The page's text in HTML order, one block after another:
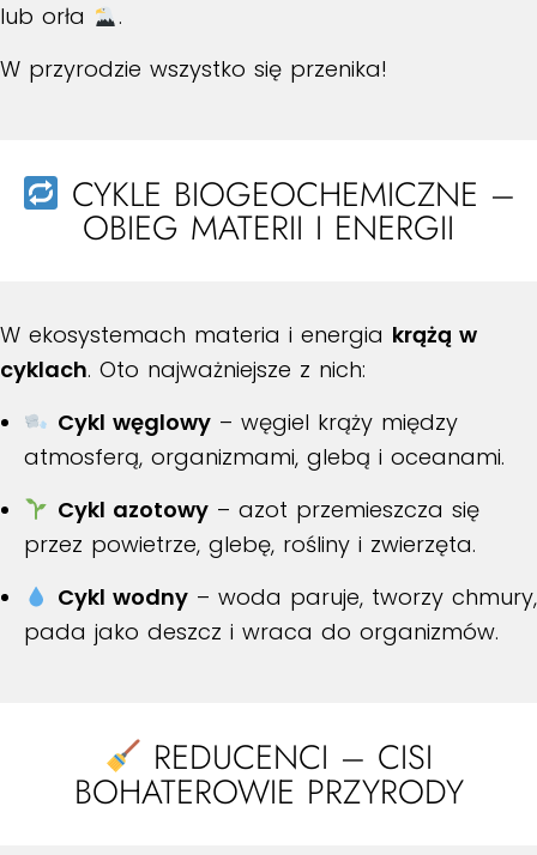
lub orła
.
W przyrodzie wszystko się przenika!
CYKLE BIOGEOCHEMICZNE –
OBIEG MATERII I ENERGII
W ekosystemach materia i energia krążą w
cyklach. Oto najważniejsze z nich:
Cykl węglowy– węgiel krąży między
atmosferą, organizmami, glebą i oceanami.
Cykl azotowy– azot przemieszcza się
przez powietrze, glebę, rośliny i zwierzęta.
Cykl wodny– woda paruje, tworzy chmury,
pada jako deszcz i wraca do organizmów.
REDUCENCI – CISI
BOHATEROWIE PRZYRODY